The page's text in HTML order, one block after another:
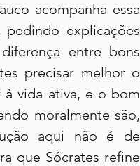
acompanha essa
explicações
entre bons
precisar melhor o
vida ativa, e o bom
moralmente são,
aqui não é de
que Sócrates refine